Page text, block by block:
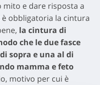
e dare risposta a
obbligatoria la cintura
la cintura di
che le due fasce
sopra e una al di
mamma e feto
motivo per cui è